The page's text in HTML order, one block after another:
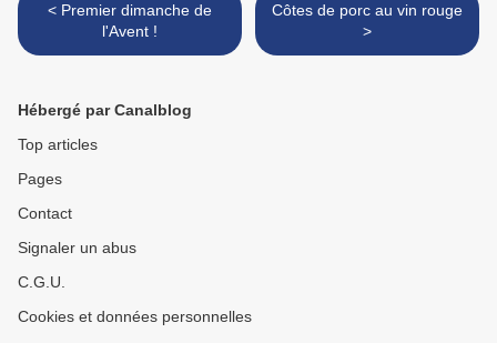
< Premier dimanche de
l'Avent !
Côtes de porc au vin rouge
>
Hébergé par Canalblog
Top articles
Pages
Contact
Signaler un abus
C.G.U.
Cookies et données personnelles